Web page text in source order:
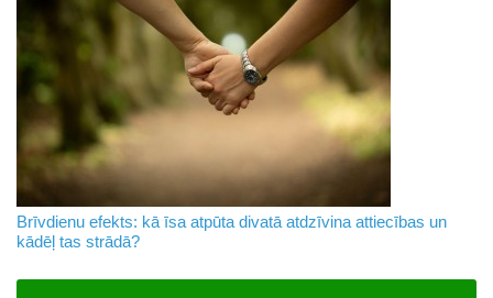
Brīvdienu efekts: kā īsa atpūta divatā atdzīvina attiecības un
kādēļ tas strādā?